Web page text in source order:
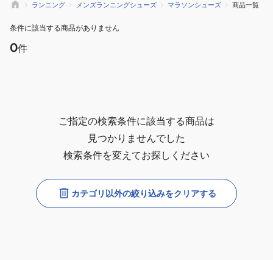
ランニング メンズランニングシューズ マラソンシューズ 商品一覧
条件に該当する商品がありません
0件
ご指定の検索条件に該当する商品は
見つかりませんでした
検索条件を変えてお探しください
カテゴリ以外の絞り込みをクリアする